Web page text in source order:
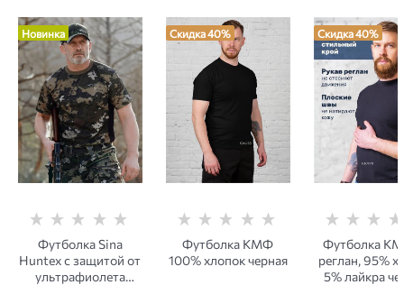
Новинка
Футболка Sina
Huntex с защитой от
ультрафиолета
Скидка 40%
Футболка КМФ
100% хлопок черная
Скидка 40%
Футболка
реглан, 95%
5% лайкра